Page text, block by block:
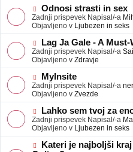
v
e
o
b
j
a
v
e
N
o
v
e
o
b
j
a
v
e
Odnosi strasti in sex
Zadnji prispevek Napisal/-a
Objavljeno v Ljubezen in seks
N
o
v
e
o
b
j
a
v
e
Lag Ja Gale - A
Zadnji prispevek Napisal/-a
Objavljeno v Zdravje
N
o
v
e
o
b
j
a
v
MyInsite
Zadnji prispevek Napisal/-a
Objavljeno v Zvezde
N
o
v
e
o
Lahko sem tvoj za
Zadnji prispevek Napisal/-a
Objavljeno v Ljubezen in seks
NKateri je najboljši